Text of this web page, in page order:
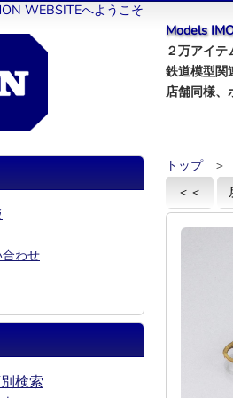
WEBSITEへようこそ
Models
２万アイ
鉄道模型関
店舗同様、
トップ
＞
＜＜
わせ
検索